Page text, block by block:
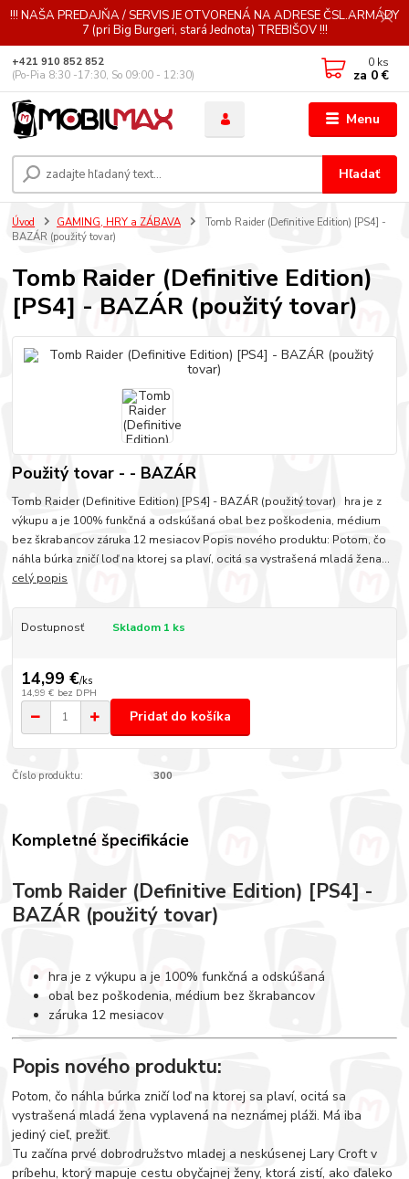
!!! NAŠA PREDAJŇA / SERVIS JE OTVORENÁ NA ADRESE ČSL.ARMÁDY
7 (pri Big Burgeri, stará Jednota) TREBIŠOV !!!
Menu
Hľadať
+421 910 852 852
(Po-Pia 8:30 -17:30, So 09:00 - 12:30)
0 ks
za 0 €
Úvod GAMING, HRY a ZÁBAVA
Tomb Raider (Definitive Edition) [PS4] -
BAZÁR (použitý tovar)
Tomb Raider (Definitive Edition)
[PS4] - BAZÁR (použitý tovar)
Použitý tovar - - BAZÁR
Tomb Raider (Definitive Edition) [PS4] - BAZÁR (použitý tovar) hra je z
výkupu a je 100% funkčná a odskúšaná obal bez poškodenia, médium
bez škrabancov záruka 12 mesiacov Popis nového produktu: Potom, čo
náhla búrka zničí loď na ktorej sa plaví, ocitá sa vystrašená mladá žena...
celý popis
Dostupnosť Skladom 1 ks
14,99 €/ks
14,99 € bez DPH
Pridať do košíka
Číslo produktu: 300
Kompletné špecifikácie
Tomb Raider (Definitive Edition) [PS4] -
BAZÁR (použitý tovar)
hra je z výkupu a je 100% funkčná a odskúšaná
obal bez poškodenia, médium bez škrabancov
záruka 12 mesiacov
Popis nového produktu:
Potom, čo náhla búrka zničí loď na ktorej sa plaví, ocitá sa
vystrašená mladá žena vyplavená na neznámej pláži. Má iba
jediný cieľ, prežiť.
Tu začína prvé dobrodružstvo mladej a neskúsenej Lary Croft v
príbehu, ktorý mapuje cestu obyčajnej ženy, ktorá zistí, ako ďaleko